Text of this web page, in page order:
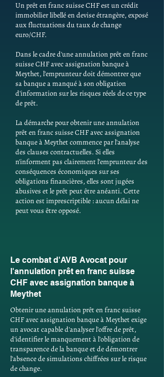
Un prêt en franc suisse CHF est un crédit
immobilier libellé en devise étrangère, exposé
aux fluctuations du taux de change
euro/CHF.
Dans le cadre d'une annulation prêt en franc
suisse CHF avec assignation banque à
Meythet, l'emprunteur doit démontrer que
sa banque a manqué à son obligation
d'information sur les risques réels de ce type
de prêt.
La démarche pour obtenir une annulation
prêt en franc suisse CHF avec assignation
banque à Meythet commence par l'analyse
des clauses contractuelles. Si elles
n'informent pas clairement l'emprunteur des
conséquences économiques sur ses
obligations financières, elles sont jugées
abusives et le prêt peut être anéanti. Cette
action est imprescriptible : aucun délai ne
peut vous être opposé.
Le combat d'AVB Avocat pour
l'annulation prêt en franc suisse
CHF avec assignation banque à
Meythet
Obtenir une annulation prêt en franc suisse
CHF avec assignation banque à Meythet exige
un avocat capable d'analyser l'offre de prêt,
d'identifier le manquement à l'obligation de
transparence de la banque et de démontrer
l'absence de simulations chiffrées sur le risque
de change.